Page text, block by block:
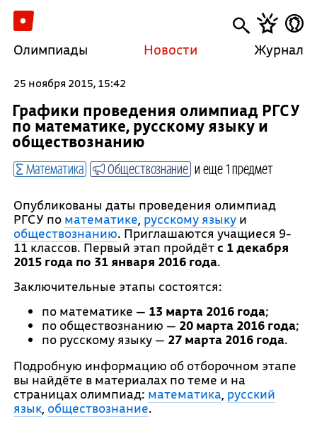
Олимпиады Новости Журнал
25 ноября 2015, 15:42
Графики проведения олимпиад РГСУ
по математике, русскому языку и
обществознанию
Математика Обществознание и еще 1 предмет
Опубликованы даты проведения олимпиад
РГСУ по математике, русскому языкуи
обществознанию. Приглашаются учащиеся 9-
11 классов. Первый этап пройдётс 1 декабря
2015 года по 31 января 2016 года.
Заключительные этапы состоятся:
по математике — 13 марта 2016 года;
по обществознанию — 20 марта 2016 года;
по русскому языку — 27 марта 2016 года.
Подробную информацию об отборочном этапе
вы найдёте в материалах по теме и на
страницах олимпиад: математика, русский
язык, обществознание.